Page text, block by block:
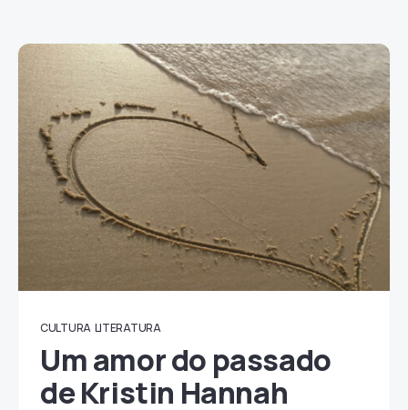
CULTURA LITERATURA
Um amor do passado
de Kristin Hannah